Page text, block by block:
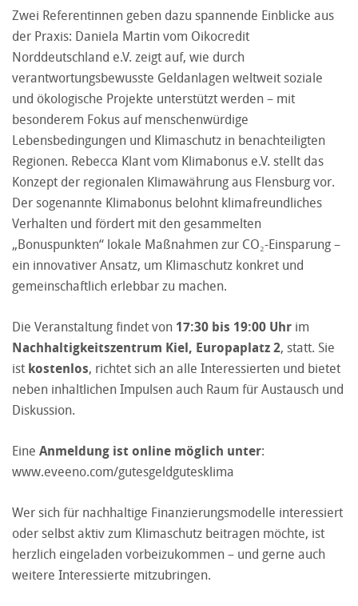
Zwei Referentinnen geben dazu spannende Einblicke aus
der Praxis: Daniela Martin vom Oikocredit
Norddeutschland e.V. zeigt auf, wie durch
verantwortungsbewusste Geldanlagen weltweit soziale
und ökologische Projekte unterstützt werden – mit
besonderem Fokus auf menschenwürdige
Lebensbedingungen und Klimaschutz in benachteiligten
Regionen. Rebecca Klant vom Klimabonus e.V. stellt das
Konzept der regionalen Klimawährung aus Flensburg vor.
Der sogenannte Klimabonus belohnt klimafreundliches
Verhalten und fördert mit den gesammelten
„Bonuspunkten“ lokale Maßnahmen zur CO₂-Einsparung –
ein innovativer Ansatz, um Klimaschutz konkret und
gemeinschaftlich erlebbar zu machen.
Die Veranstaltung findet von 17:30 bis 19:00 Uhr im
Nachhaltigkeitszentrum Kiel, Europaplatz 2, statt. Sie
ist kostenlos, richtet sich an alle Interessierten und bietet
neben inhaltlichen Impulsen auch Raum für Austausch und
Diskussion.
Eine Anmeldung ist online möglich unter:
www.eveeno.com/gutesgeldgutesklima
Wer sich für nachhaltige Finanzierungsmodelle interessiert
oder selbst aktiv zum Klimaschutz beitragen möchte, ist
herzlich eingeladen vorbeizukommen – und gerne auch
weitere Interessierte mitzubringen.